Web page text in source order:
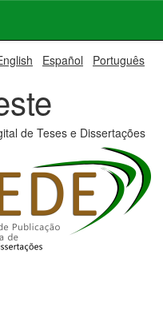
Español Português
de Teses e Dissertações